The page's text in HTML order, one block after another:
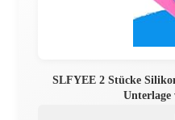
SLFYEE 2 Stücke
Unterlage